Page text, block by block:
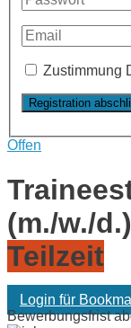
Zustimmung
Offen
(m./w./d.)
Teilzeit
Login für
Bewerbungsfrist